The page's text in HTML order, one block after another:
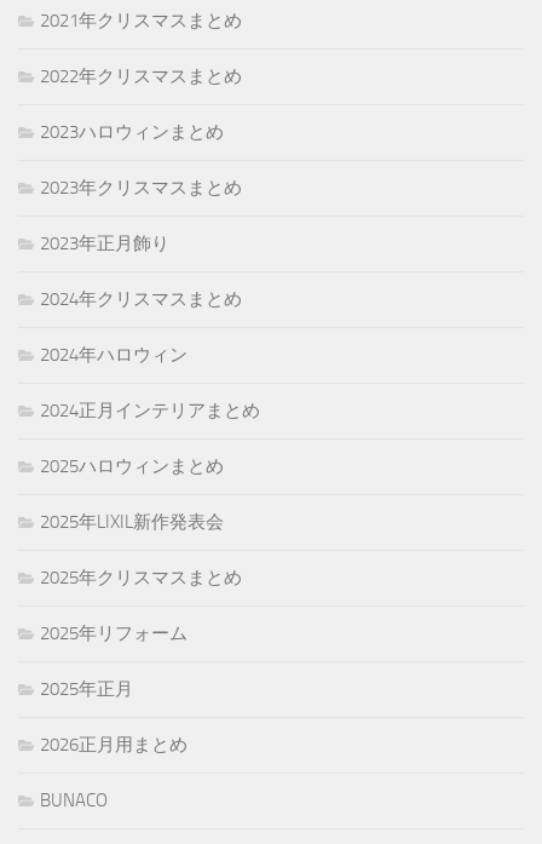
2021年クリスマスまとめ
2022年クリスマスまとめ
2023ハロウィンまとめ
2023年クリスマスまとめ
2023年正月飾り
2024年クリスマスまとめ
2024年ハロウィン
2024正月インテリアまとめ
2025ハロウィンまとめ
2025年LIXIL新作発表会
2025年クリスマスまとめ
2025年リフォーム
2025年正月
2026正月用まとめ
BUNACO